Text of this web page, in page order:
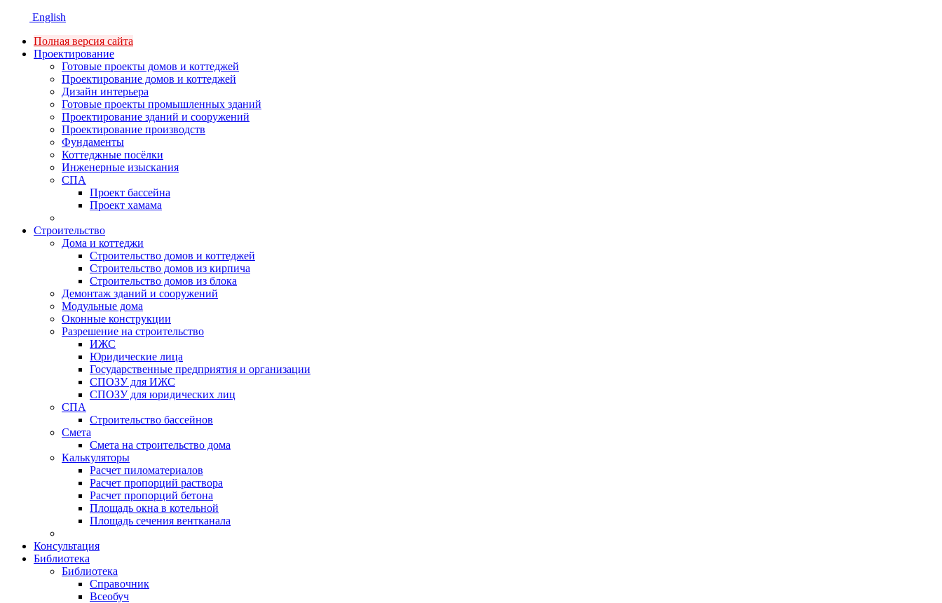
English
Полная версия сайта
Проектирование
Готовые проекты домов и коттеджей
Проектирование домов и коттеджей
Дизайн интерьера
Готовые проекты промышленных зданий
Проектирование зданий и сооружений
Проектирование производств
Фундаменты
Коттеджные посёлки
Инженерные изыскания
СПА
Проект бассейна
Проект хамама
Строительство
Дома и коттеджи
Строительство домов и коттеджей
Строительство домов из кирпича
Строительство домов из блока
Демонтаж зданий и сооружений
Модульные дома
Оконные конструкции
Разрешение на строительство
ИЖС
Юридические лица
Государственные предприятия и организации
СПОЗУ для ИЖС
СПОЗУ для юридических лиц
СПА
Строительство бассейнов
Смета
Смета на строительство дома
Калькуляторы
Расчет пиломатериалов
Расчет пропорций раствора
Расчет пропорций бетона
Площадь окна в котельной
Площадь сечения вентканала
Консультация
Библиотека
Библиотека
Справочник
Всеобуч